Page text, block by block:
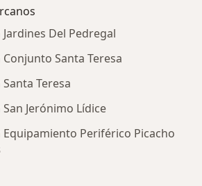
Del Pedregal
Santa Teresa
Teresa
Jerónimo Lídice
Periférico Picacho